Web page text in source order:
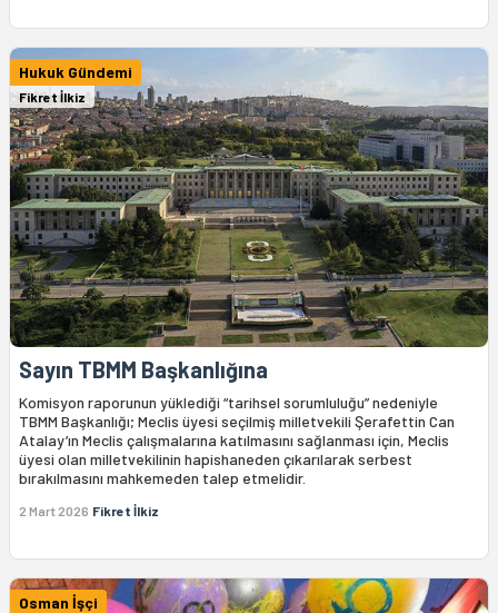
Hukuk Gündemi
Fikret İlkiz
Sayın TBMM Başkanlığına
Komisyon raporunun yüklediği “tarihsel sorumluluğu” nedeniyle
TBMM Başkanlığı; Meclis üyesi seçilmiş milletvekili Şerafettin Can
Atalay’ın Meclis çalışmalarına katılmasını sağlanması için, Meclis
üyesi olan milletvekilinin hapishaneden çıkarılarak serbest
bırakılmasını mahkemeden talep etmelidir.
2 Mart 2026 Fikret İlkiz
Osman İşçi